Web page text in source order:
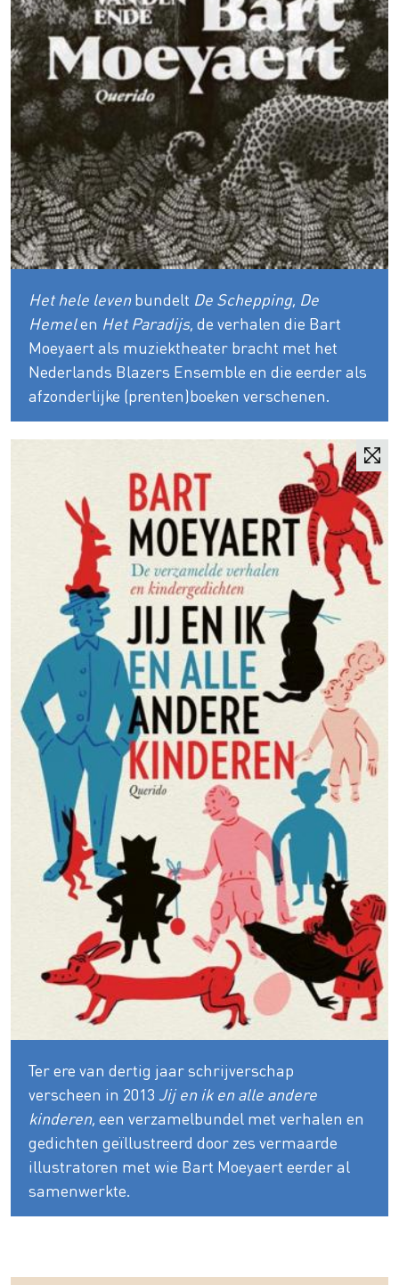
Het hele levenbundelt De Schepping, De
Hemelen Het Paradijs, de verhalen die Bart
Moeyaert als muziektheater bracht met het
Nederlands Blazers Ensemble en die eerder als
afzonderlijke (prenten)boeken verschenen.
Ter ere van dertig jaar schrijverschap
verscheen in 2013 Jij en ik en alle andere
kinderen, een verzamelbundel met verhalen en
gedichten geïllustreerd door zes vermaarde
illustratoren met wie Bart Moeyaert eerder al
samenwerkte.